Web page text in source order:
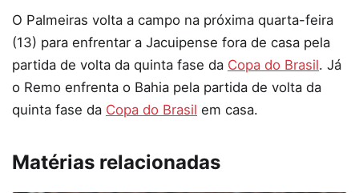
O Palmeiras volta a campo na próxima quarta-feira
(13) para enfrentar a Jacuipense fora de casa pela
partida de volta da quinta fase da Copa do Brasil. Já
o Remo enfrenta o Bahia pela partida de volta da
quinta fase da Copa do Brasil em casa.
Matérias relacionadas